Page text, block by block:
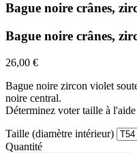
Bague noire crânes,
Bague noire crânes,
26,00 €
Bague noire zircon violet
noire central.
Déterminez voter taille à
Taille (diamètre intérieur)
Quantité